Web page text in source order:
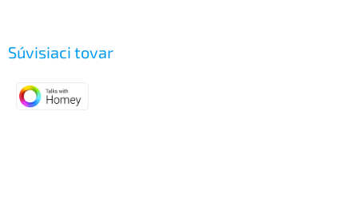
Súvisiaci tovar